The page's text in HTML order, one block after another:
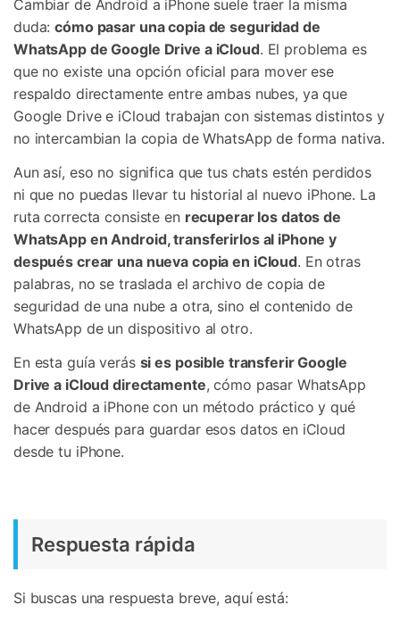
Gestor de Datos
Reparación de Móviles
Protección del Móvil
Encuentra Más Soluciones
Iniciar sesión
Cambiar de Android a iPhone suele traer la misma
duda:cómo pasar una copia de seguridad de
WhatsApp de Google Drive a iCloud. El problema es
que no existe una opción oficial para mover ese
respaldo directamente entre ambas nubes, ya que
Google Drive e iCloud trabajan con sistemas distintos y
no intercambian la copia de WhatsApp de forma nativa.
Aun así, eso no significa que tus chats estén perdidos
ni que no puedas llevar tu historial al nuevo iPhone. La
ruta correcta consiste en recuperar los datos de
WhatsApp en Android, transferirlos al iPhone y
después crear una nueva copia en iCloud. En otras
palabras, no se traslada el archivo de copia de
seguridad de una nube a otra, sino el contenido de
WhatsApp de un dispositivo al otro.
En esta guía verás si es posible transferir Google
Drive a iCloud directamente, cómo pasar WhatsApp
de Android a iPhone con un método práctico y qué
hacer después para guardar esos datos en iCloud
desde tu iPhone.
Respuesta rápida
Si buscas una respuesta breve, aquí está: